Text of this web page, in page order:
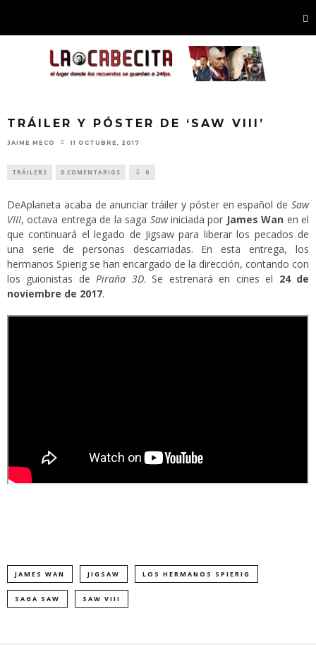
TRÁILER Y PÓSTER DE ‘SAW VIII’
JAIME MECO 11 OCTUBRE, 2017
TRÁILERS 0 COMENTARIOS 0
DeAplaneta acaba de anunciar tráiler y póster en español de Saw
VIII, octava entrega de la saga Sawiniciada por James Wan en el
que continuará el legado de Jigsaw para liberar los pecados de
una serie de personas descarriadas. En esta entrega, los
hermanos Spierig se han encargado de la dirección, contando con
los guionistas dePiraña 3D. Se estrenará en cines el 24 de
noviembre de 2017.
JAMES WAN JIGSAW LOS HERMANOS SPIERIG
SAGA SAW SAW VIII